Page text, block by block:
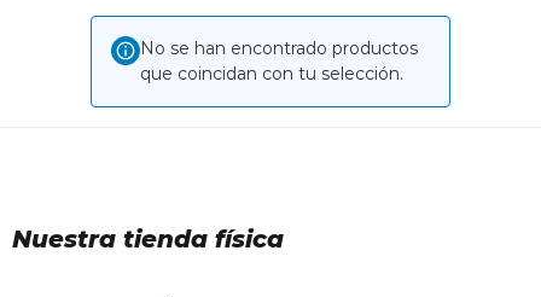
No se han encontrado productos
que coincidan con tu selección.
Nuestra tienda física